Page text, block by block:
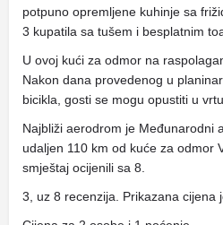
potpuno opremljene kuhinje sa
3 kupatila sa tušem i besplatnim
U ovoj kući za odmor na
Nakon dana provedenog u
bicikla, gosti se mogu opustiti u
Najbliži aerodrom je Međunarodni
udaljen 110 km od kuće za odmor
smještaj ocijenili sa 8.
3, uz 8 recenzija. Prikazana cijena